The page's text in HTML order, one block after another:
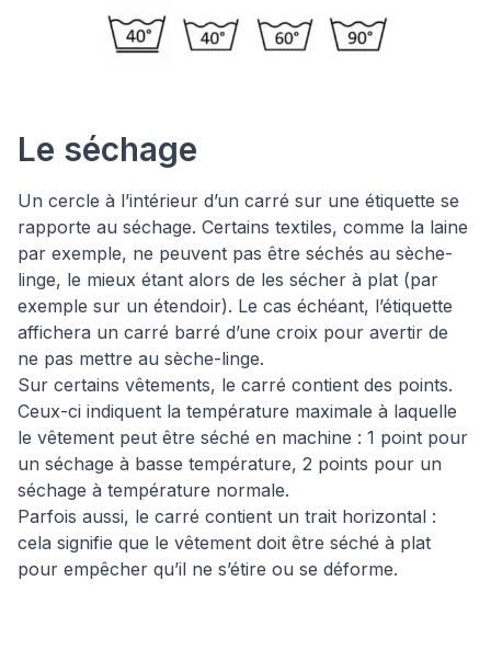
Le séchage
Un cercle à l’intérieur d’un carré sur une étiquette se
rapporte au séchage. Certains textiles, comme la laine
par exemple, ne peuvent pas être séchés au sèche-
linge, le mieux étant alors de les sécher à plat (par
exemple sur un étendoir). Le cas échéant, l’étiquette
affichera un carré barré d’une croix pour avertir de
ne pas mettre au sèche-linge.
Sur certains vêtements, le carré contient des points.
Ceux-ci indiquent la température maximale à laquelle
le vêtement peut être séché en machine : 1 point pour
un séchage à basse température, 2 points pour un
séchage à température normale.
Parfois aussi, le carré contient un trait horizontal :
cela signifie que le vêtement doit être séché à plat
pour empêcher qu’il ne s’étire ou se déforme.